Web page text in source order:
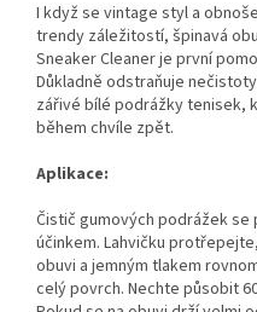
I když se vintage styl a
trendy záležitostí, špinavá
Sneaker Cleaner je první
Důkladně odstraňuje
zářivé bílé podrážky tenisek,
během chvíle zpět.
Aplikace:
Čistič gumových podrážek se
účinkem. Lahvičku
obuvi a jemným tlakem
celý povrch. Nechte působit